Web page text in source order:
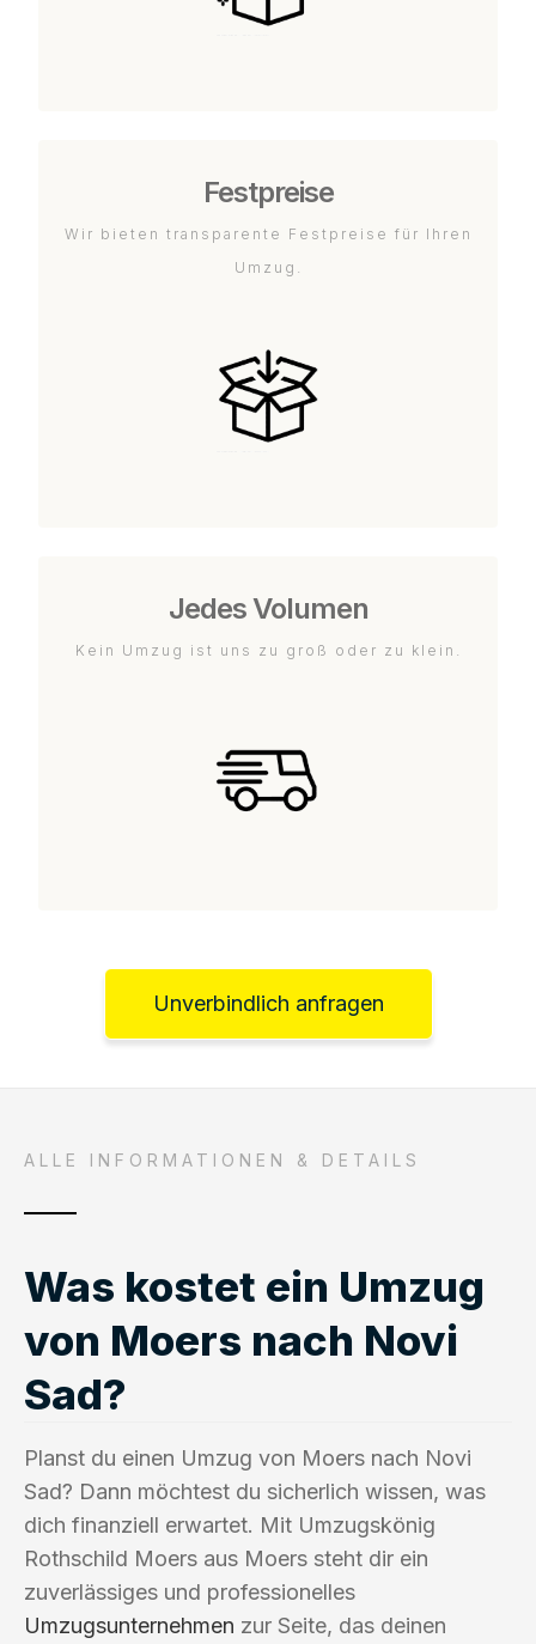
Festpreise
Wir bieten transparente Festpreise für Ihren
Umzug.
Jedes Volumen
Kein Umzug ist uns zu groß oder zu klein.
Unverbindlich anfragen
ALLE INFORMATIONEN & DETAILS
Was kostet ein Umzug
von Moers nach Novi
Sad?
Planst du einen Umzug von Moers nach Novi
Sad? Dann möchtest du sicherlich wissen, was
dich finanziell erwartet. Mit Umzugskönig
Rothschild Moers aus Moers steht dir ein
zuverlässiges und professionelles
Umzugsunternehmen zur Seite, das deinen